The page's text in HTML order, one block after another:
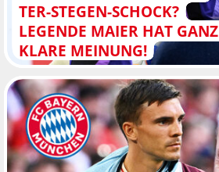
TER-STEGEN-SCHOCK?
LEGENDE MAIER HAT GANZ
KLARE MEINUNG!